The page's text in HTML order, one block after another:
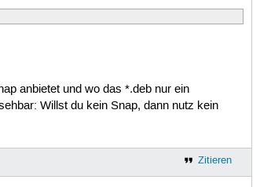
anbietet und wo das *.deb nur ein
Willst du kein Snap, dann nutz kein
Zitieren